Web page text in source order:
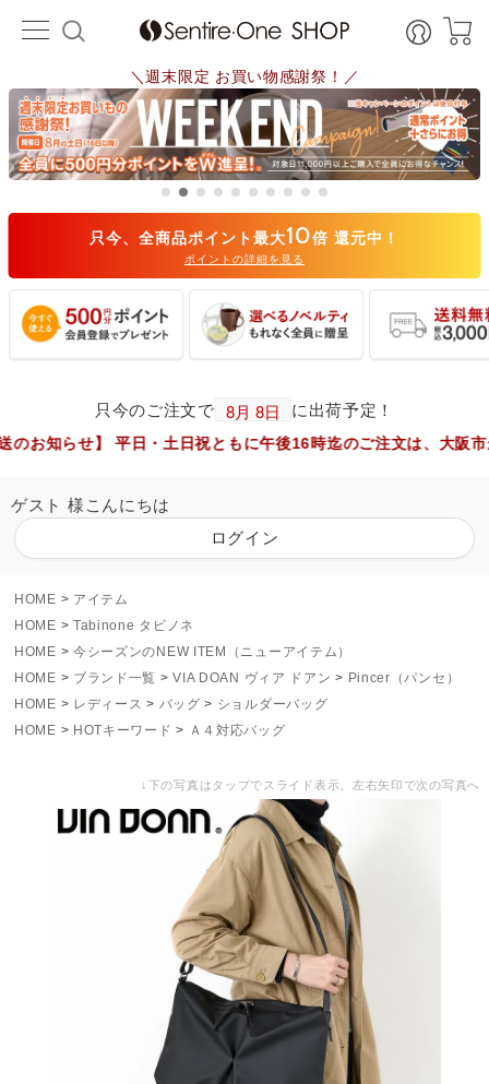
＼週末限定 お買い物感謝祭！／
只今、全商品ポイント最大10倍 還元中！
ポイントの詳細を見る
只今のご注文で に出荷予定！
日・土日祝ともに午後16時迄のご注文は、大阪市からヤマト運
ゲスト 様こんにちは
ログイン
HOME
アイテム
HOME
Tabinone タビノネ
HOME
今シーズンのNEW ITEM（ニューアイテム）
HOME
ブランド一覧 VIA DOAN ヴィア ドアン
Pincer（パンセ）
HOME
レディース バッグ
ショルダーバッグ
HOME
HOTキーワード Ａ４対応バッグ
↓下の写真はタップでスライド表示。左右矢印で次の写真へ